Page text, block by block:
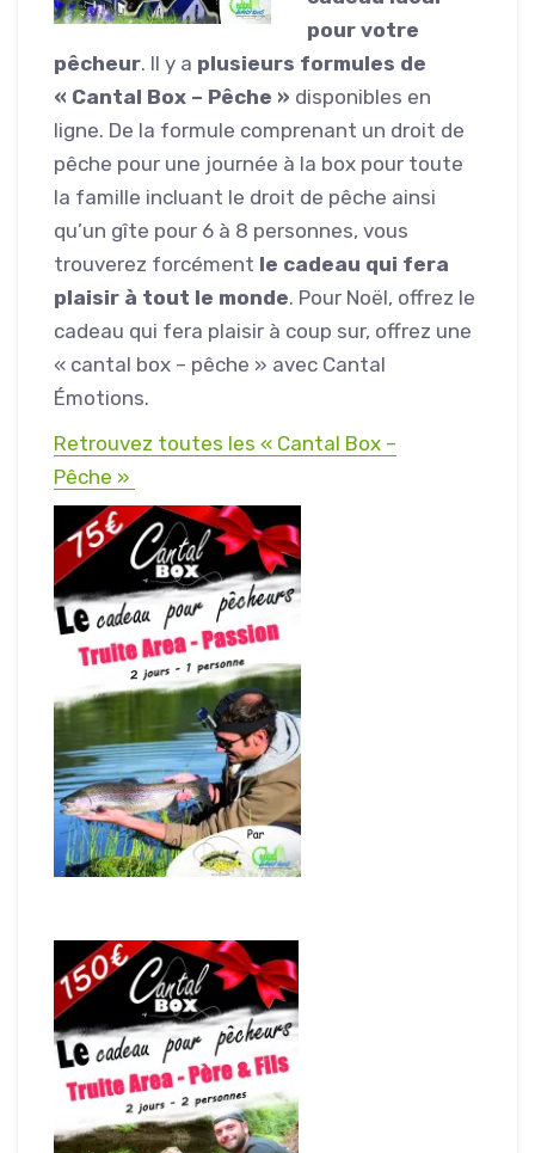
pour votre
pêcheur. Il y a plusieurs formules de
« Cantal Box – Pêche » disponibles en
ligne. De la formule comprenant un droit de
pêche pour une journée à la box pour toute
la famille incluant le droit de pêche ainsi
qu’un gîte pour 6 à 8 personnes, vous
trouverez forcément le cadeau qui fera
plaisir à tout le monde. Pour Noël, offrez le
cadeau qui fera plaisir à coup sur, offrez une
« cantal box – pêche » avec Cantal
Émotions.
Retrouvez toutes les « Cantal Box –
Pêche »